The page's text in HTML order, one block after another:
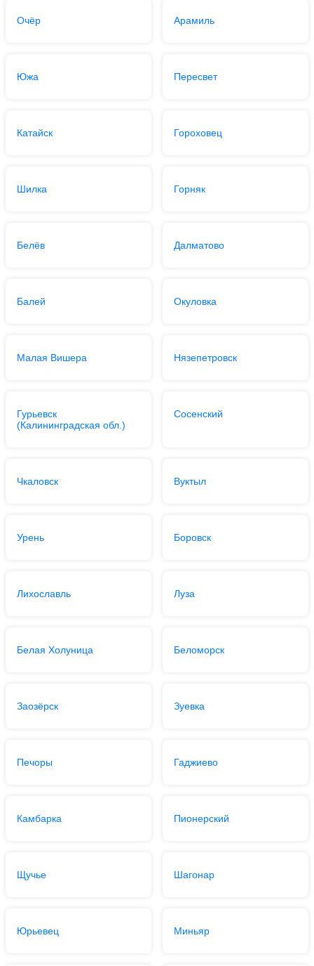
Очёр Арамиль
Южа Пересвет
Катайск Гороховец
Шилка Горняк
Белёв Далматово
Балей Окуловка
Малая Вишера Нязепетровск
Гурьевск
(Калининградская обл.)
Сосенский
Чкаловск Вуктыл
Урень Боровск
Лихославль Луза
Белая Холуница Беломорск
Заозёрск Зуевка
Печоры Гаджиево
Камбарка Пионерский
Щучье Шагонар
Юрьевец Миньяр